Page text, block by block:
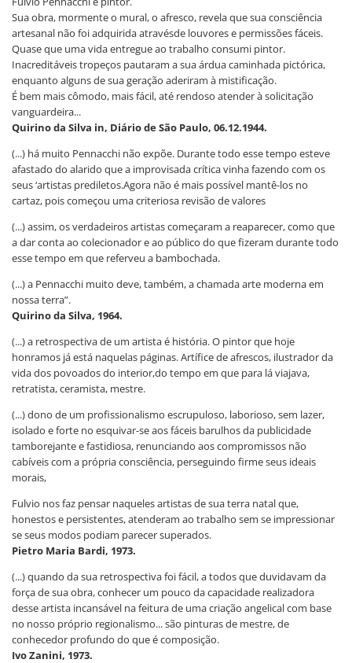
Sua obra, mormente o mural, o afresco, revela que sua consciência
artesanal não foi adquirida atravésde louvores e permissões fáceis.
Quase que uma vida entregue ao trabalho consumi pintor.
Inacreditáveis tropeços pautaram a sua árdua caminhada pictórica,
enquanto alguns de sua geração aderiram à mistificação.
É bem mais cômodo, mais fácil, até rendoso atender à solicitação
vanguardeira...
Quirino da Silva in, Diário de São Paulo, 06.12.1944.
(...) há muito Pennacchi não expõe. Durante todo esse tempo esteve
afastado do alarido que a improvisada crítica vinha fazendo com os
seus ‘artistas prediletos.Agora não é mais possível mantê-los no
cartaz, pois começou uma criteriosa revisão de valores
(...) assim, os verdadeiros artistas começaram a reaparecer, como que
a dar conta ao colecionador e ao público do que fizeram durante todo
esse tempo em que referveu a bambochada.
(...) a Pennacchi muito deve, também, a chamada arte moderna em
nossa terra”.
Quirino da Silva, 1964.
(...) a retrospectiva de um artista é história. O pintor que hoje
honramos já está naquelas páginas. Artífice de afrescos, ilustrador da
vida dos povoados do interior,do tempo em que para lá viajava,
retratista, ceramista, mestre.
(...) dono de um profissionalismo escrupuloso, laborioso, sem lazer,
isolado e forte no esquivar-se aos fáceis barulhos da publicidade
tamborejante e fastidiosa, renunciando aos compromissos não
cabíveis com a própria consciência, perseguindo firme seus ideais
morais,
Fulvio nos faz pensar naqueles artistas de sua terra natal que,
honestos e persistentes, atenderam ao trabalho sem se impressionar
se seus modos podiam parecer superados.
Pietro Maria Bardi, 1973.
(...) quando da sua retrospectiva foi fácil, a todos que duvidavam da
força de sua obra, conhecer um pouco da capacidade realizadora
desse artista incansável na feitura de uma criação angelical com base
no nosso próprio regionalismo... são pinturas de mestre, de
conhecedor profundo do que é composição.
Ivo Zanini, 1973.